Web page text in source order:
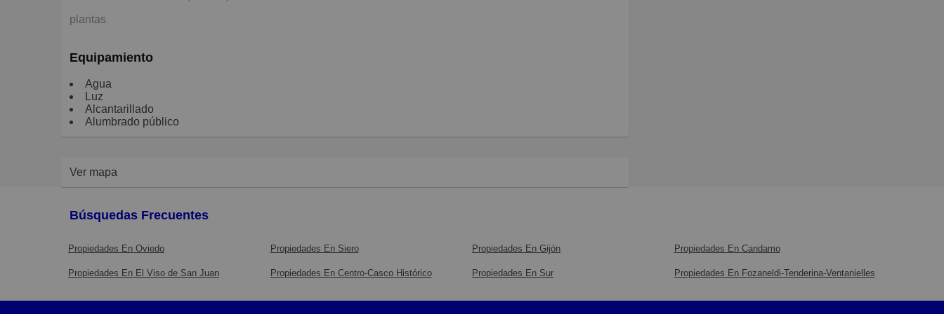
plantas
Equipamiento
Agua
Luz
Alcantarillado
Alumbrado público
Ver mapa
Búsquedas Frecuentes
Propiedades En Oviedo Propiedades En Siero Propiedades En Gijón Propiedades En Candamo
Propiedades En El Viso de San Juan Propiedades En Centro-Casco Histórico Propiedades En Sur Propiedades En Fozaneldi-Tenderina-Ventanielles